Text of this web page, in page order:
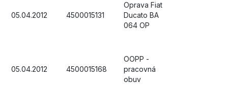
05.04.2012 4500015131
Oprava Fiat
Ducato BA
064 OP
05.04.2012 4500015168
OOPP -
pracovná
obuv